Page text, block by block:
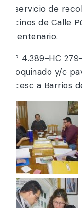
el servicio de
vecinos de Calle
Bicentenario.
*Nº 4.389-HC
Adoquinado y/o
acceso a Barrios